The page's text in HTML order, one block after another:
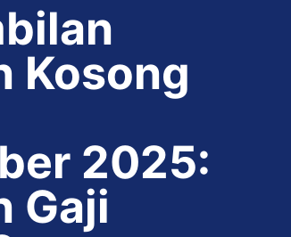
Kosong
2025:
Gaji